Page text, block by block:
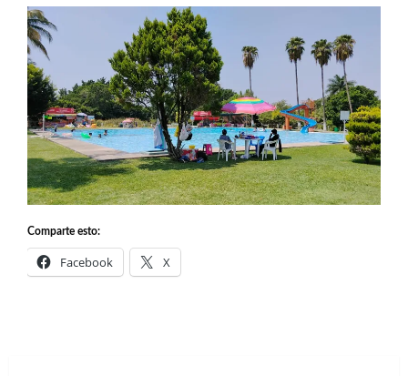
Comparte esto:
Facebook X